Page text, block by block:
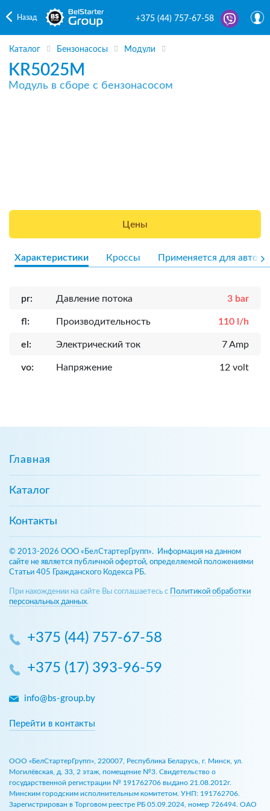
Назад +375 (44) 757-67-58
Каталог Бензонасосы Модули
KR5025M
Модуль в сборе с бензонасосом
Цены
Характеристики Кроссы Применяется для авто
pr: Давление потока 3 bar
fl: Производительность 110 l/h
el: Электрический ток 7 Amp
vo: Напряжение 12 volt
Главная
Каталог
Контакты
© 2013-2026 ООО «БелСтартерГрупп». Информация на данном
сайте не является публичной офертой, определяемой положениями
Статьи 405 Гражданского Кодекса РБ.
При нахождении на сайте Вы соглашаетесь с
Политикой обработки
персональных данных.
+375 (44) 757-67-58
+375 (17) 393-96-59
info@bs-group.by
Перейти в контакты
ООО «БелСтартерГрупп», 220007, Республика Беларусь, г. Минск, ул.
Могилёвская, д. 33, 2 этаж, помещение №3. Свидетельство о
государственной регистрации № 191762706 выдано 21.08.2012г.
Минским городским исполнительным комитетом. УНП: 191762706.
Зарегистрирован в Торговом реестре РБ 05.09.2024, номер 726494. ОАО